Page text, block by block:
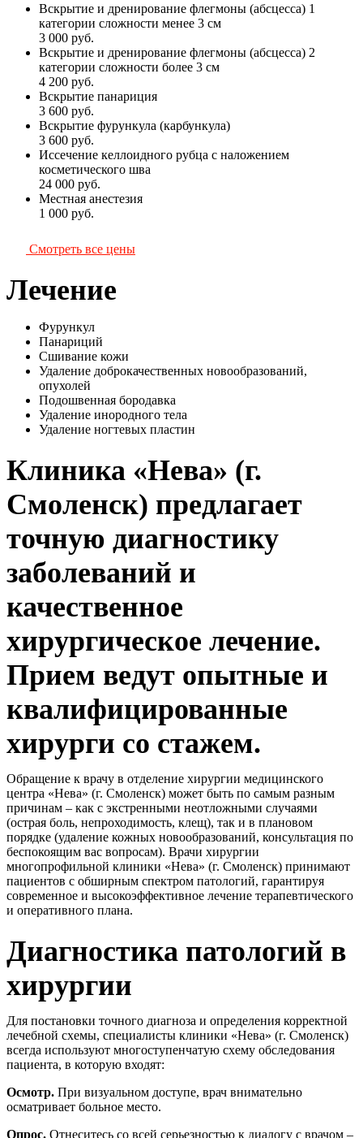
Вскрытие и дренирование флегмоны (абсцесса) 1
категории сложности менее 3 см
3 000 руб.
Вскрытие и дренирование флегмоны (абсцесса) 2
категории сложности более 3 см
4 200 руб.
Вскрытие панариция
3 600 руб.
Вскрытие фурункула (карбункула)
3 600 руб.
Иссечение келлоидного рубца с наложением
косметического шва
24 000 руб.
Местная анестезия
1 000 руб.
Смотреть все цены
Лечение
Фурункул
Панариций
Сшивание кожи
Удаление доброкачественных новообразований,
опухолей
Подошвенная бородавка
Удаление инородного тела
Удаление ногтевых пластин
Клиника «Нева» (г.
Смоленск) предлагает
точную диагностику
заболеваний и
качественное
хирургическое лечение.
Прием ведут опытные и
квалифицированные
хирурги со стажем.
Обращение к врачу в отделение хирургии медицинского
центра «Нева» (г. Смоленск) может быть по самым разным
причинам – как с экстренными неотложными случаями
(острая боль, непроходимость, клещ), так и в плановом
порядке (удаление кожных новообразований, консультация по
беспокоящим вас вопросам). Врачи хирургии
многопрофильной клиники «Нева» (г. Смоленск) принимают
пациентов с обширным спектром патологий, гарантируя
современное и высокоэффективное лечение терапевтического
и оперативного плана.
Диагностика патологий в
хирургии
Для постановки точного диагноза и определения корректной
лечебной схемы, специалисты клиники «Нева» (г. Смоленск)
всегда используют многоступенчатую схему обследования
пациента, в которую входят:
Осмотр. При визуальном доступе, врач внимательно
осматривает больное место.
Опрос. Отнеситесь со всей серьезностью к диалогу с врачом –